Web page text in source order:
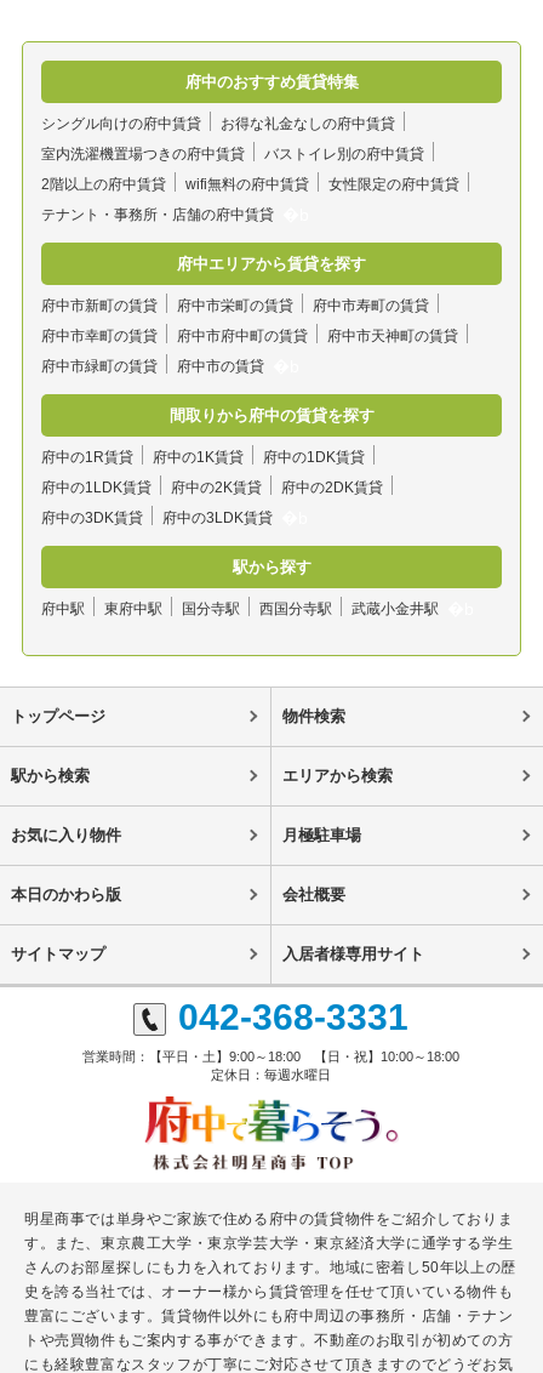
府中のおすすめ賃貸特集
シングル向けの府中賃貸
お得な礼金なしの府中賃貸
室内洗濯機置場つきの府中賃貸
バストイレ別の府中賃貸
2階以上の府中賃貸
wifi無料の府中賃貸
女性限定の府中賃貸
テナント・事務所・店舗の府中賃貸
府中エリアから賃貸を探す
府中市新町の賃貸 府中市栄町の賃貸
府中市寿町の賃貸
府中市幸町の賃貸
府中市府中町の賃貸
府中市天神町の賃貸
府中市緑町の賃貸
府中市の賃貸
間取りから府中の賃貸を探す
府中の1R賃貸 府中の1K賃貸
府中の1DK賃貸
府中の1LDK賃貸
府中の2K賃貸
府中の2DK賃貸
府中の3DK賃貸
府中の3LDK賃貸
駅から探す
府中駅 東府中駅 国分寺駅 西国分寺駅 武蔵小金井駅
トップページ 物件検索
駅から検索 エリアから検索
お気に入り物件 月極駐車場
本日のかわら版 会社概要
サイトマップ 入居者様専用サイト
042-368-3331
営業時間：【平日・土】9:00～18:00 【日・祝】10:00～18:00
定休日：毎週水曜日
明星商事では単身やご家族で住める府中の賃貸物件をご紹介しておりま
す。また、東京農工大学・東京学芸大学・東京経済大学に通学する学生
さんのお部屋探しにも力を入れております。地域に密着し50年以上の歴
史を誇る当社では、オーナー様から賃貸管理を任せて頂いている物件も
豊富にございます。賃貸物件以外にも府中周辺の事務所・店舗・テナン
トや売買物件もご案内する事ができます。不動産のお取引が初めての方
にも経験豊富なスタッフが丁寧にご対応させて頂きますのでどうぞお気